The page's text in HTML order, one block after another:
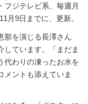
フジテレビ系、毎週月
月9日までに、更新。
那を演じる長澤さん
しています。「まだま
わりの凍ったお水を
メントも添えていま